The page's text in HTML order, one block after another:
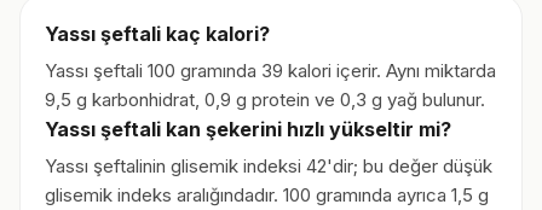
Yassı şeftali kaç kalori?
Yassı şeftali 100 gramında 39 kalori içerir. Aynı miktarda
9,5 g karbonhidrat, 0,9 g protein ve 0,3 g yağ bulunur.
Yassı şeftali kan şekerini hızlı yükseltir mi?
Yassı şeftalinin glisemik indeksi 42'dir; bu değer düşük
glisemik indeks aralığındadır. 100 gramında ayrıca 1,5 g